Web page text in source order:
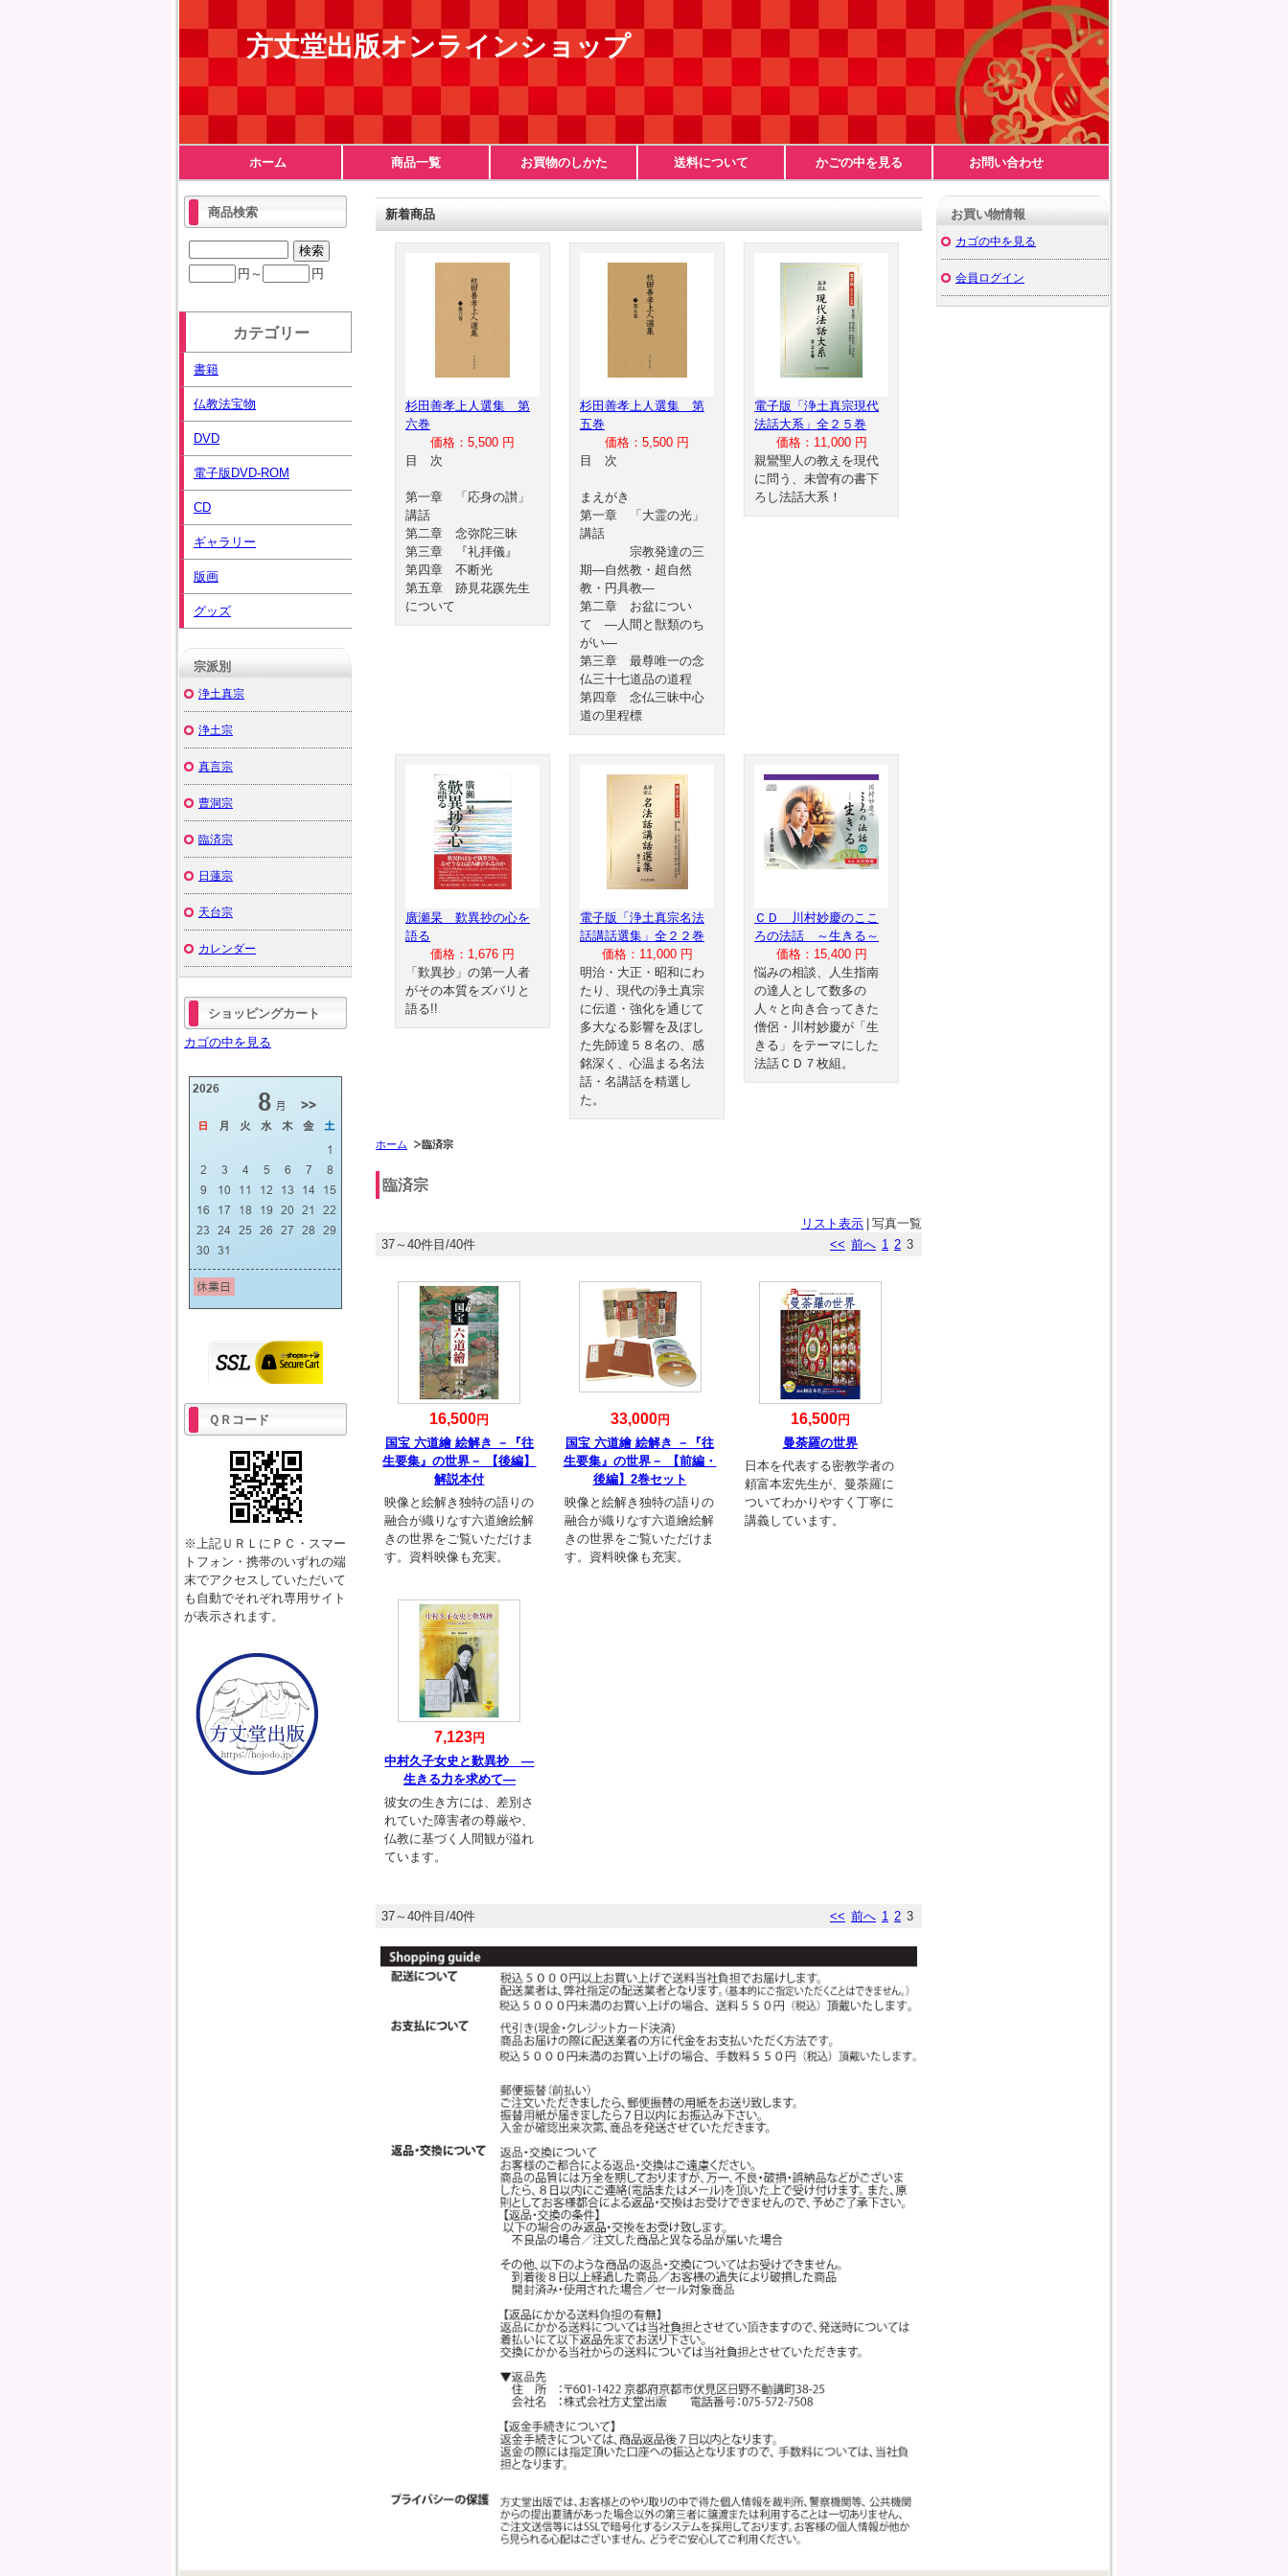
方丈堂出版オンラインショップ
ホーム 商品一覧 お買物のしかた 送料について かごの中を見る お問い合わせ
新着商品
杉田善孝上人選集 第
六巻
価格：5,500 円
目 次
第一章 「応身の讃」
講話
第二章 念弥陀三昧
第三章 『礼拝儀』
第四章 不断光
第五章 跡見花蹊先生
について
杉田善孝上人選集 第
五巻
価格：5,500 円
目 次
まえがき
第一章 「大霊の光」
講話
宗教発達の三
期―自然教・超自然
教・円具教―
第二章 お盆につい
て ―人間と獣類のち
がい―
第三章 最尊唯一の念
仏三十七道品の道程
第四章 念仏三昧中心
道の里程標
電子版「浄土真宗現代
法話大系」全２５巻
価格：11,000 円
親鸞聖人の教えを現代
に問う、未曽有の書下
ろし法話大系！
廣瀬杲 歎異抄の心を
語る
価格：1,676 円
「歎異抄」の第一人者
がその本質をズバリと
語る!!
電子版「浄土真宗名法
話講話選集」全２２巻
価格：11,000 円
明治・大正・昭和にわ
たり、現代の浄土真宗
に伝道・強化を通じて
多大なる影響を及ぼし
た先師達５８名の、感
銘深く、心温まる名法
話・名講話を精選し
た。
ＣＤ 川村妙慶のここ
ろの法話 ～生きる～
価格：15,400 円
悩みの相談、人生指南
の達人として数多の
人々と向き合ってきた
僧侶・川村妙慶が「生
きる」をテーマにした
法話ＣＤ７枚組。
ホーム 臨済宗
臨済宗
リスト表示 写真一覧
<< 前へ 1 2 3
37～40件目/40件
16,500円
国宝 六道繪 絵解き －『往
生要集』の世界－ 【後編】
解説本付
映像と絵解き独特の語りの
融合が織りなす六道繪絵解
きの世界をご覧いただけま
す。資料映像も充実。
33,000円
国宝 六道繪 絵解き －『往
生要集』の世界－ 【前編・
後編】2巻セット
映像と絵解き独特の語りの
融合が織りなす六道繪絵解
きの世界をご覧いただけま
す。資料映像も充実。
16,500円
曼荼羅の世界
日本を代表する密教学者の
頼富本宏先生が、曼荼羅に
ついてわかりやすく丁寧に
講義しています。
7,123円
中村久子女史と歎異抄 ―
生きる力を求めて―
彼女の生き方には、差別さ
れていた障害者の尊厳や、
仏教に基づく人間観が溢れ
ています。
<< 前へ 1 2 3
37～40件目/40件
商品検索
円～ 円
カテゴリー
書籍
仏教法宝物
DVD
電子版DVD-ROM
CD
ギャラリー
版画
グッズ
宗派別
浄土真宗
浄土宗
真言宗
曹洞宗
臨済宗
日蓮宗
天台宗
カレンダー
ショッピングカート
カゴの中を見る
ＱＲコード
※上記ＵＲＬにＰＣ・スマー
トフォン・携帯のいずれの端
末でアクセスしていただいて
も自動でそれぞれ専用サイト
が表示されます。
お買い物情報
カゴの中を見る
会員ログイン